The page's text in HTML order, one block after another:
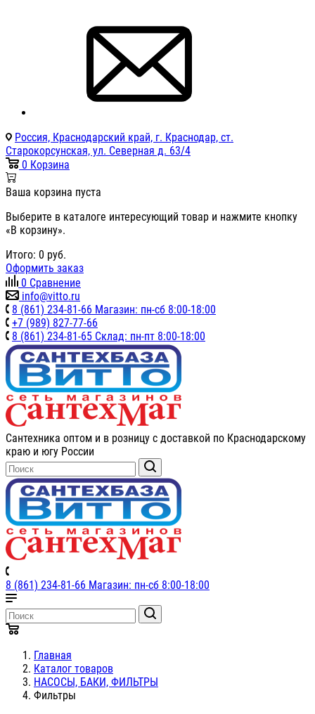
Россия, Краснодарский край, г. Краснодар, ст.
Старокорсунская, ул. Северная д. 63/4
0 Корзина
Ваша корзина пуста
Выберите в каталоге интересующий товар и нажмите кнопку
«В корзину».
Итого: 0 руб.
Оформить заказ
0 Сравнение
info@vitto.ru
8 (861) 234-81-66 Магазин: пн-сб 8:00-18:00
+7 (989) 827-77-66
8 (861) 234-81-65 Склад: пн-пт 8:00-18:00
Сантехника оптом и в розницу с доставкой по Краснодарскому
краю и югу России
8 (861) 234-81-66 Магазин: пн-сб 8:00-18:00
Главная
Каталог товаров
НАСОСЫ, БАКИ, ФИЛЬТРЫ
Фильтры